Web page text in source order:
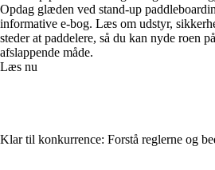
Opdag glæden ved stand-up
informative e-bog. Læs om udstyr,
steder at paddelere, så du kan nyde roen
afslappende måde.
Læs nu
Klar til konkurrence: Forstå reglerne og